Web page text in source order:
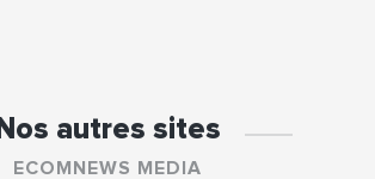
Nos autres sites
ECOMNEWS MEDIA